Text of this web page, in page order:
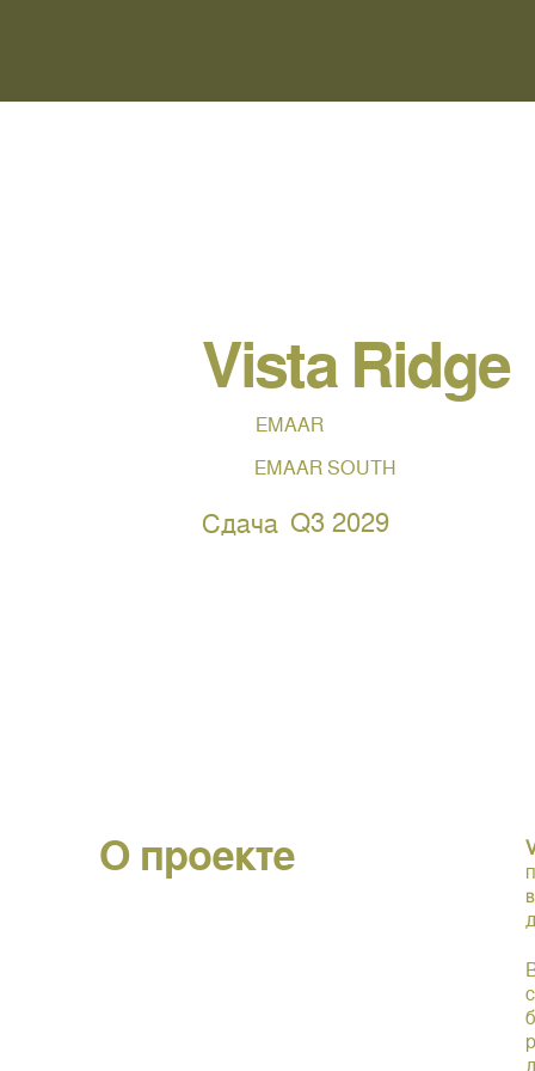
Vista Ridge
EMAAR
EMAAR SOUTH
Сдача Q3 2029
О проекте